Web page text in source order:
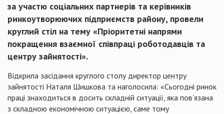
за участю соціальних партнерів та керівників
ринкоутворюючих підприємств району, провели
круглий стіл на тему «Пріоритетні напрями
покращення взаємної співпраці роботодавців та
центру зайнятості».
Відкрила засідання круглого столу директор центру
зайнятості Наталя Шишкова та наголосила: «Сьогодні ринок
праці знаходиться в досить складній ситуації, яка пов’язана
з складною економічною ситуацією, саме тому